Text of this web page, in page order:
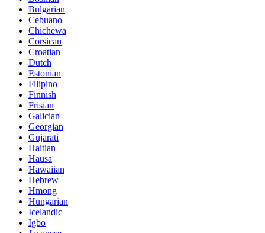
Bulgarian
Cebuano
Chichewa
Corsican
Croatian
Dutch
Estonian
Filipino
Finnish
Frisian
Galician
Georgian
Gujarati
Haitian
Hausa
Hawaiian
Hebrew
Hmong
Hungarian
Icelandic
Igbo